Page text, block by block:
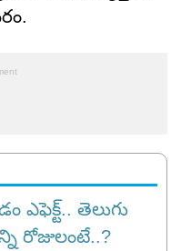
ఎఫెక్ట్‌.. తెలుగు
రోజులంటే..?